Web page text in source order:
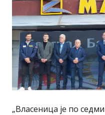
„Власеница је по